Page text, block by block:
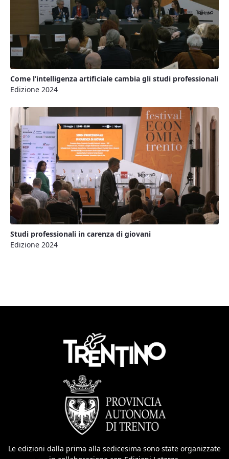
Come l’intelligenza artificiale cambia gli studi professionali
Edizione 2024
Studi professionali in carenza di giovani
Edizione 2024
Le edizioni dalla prima alla sedicesima sono state organizzate